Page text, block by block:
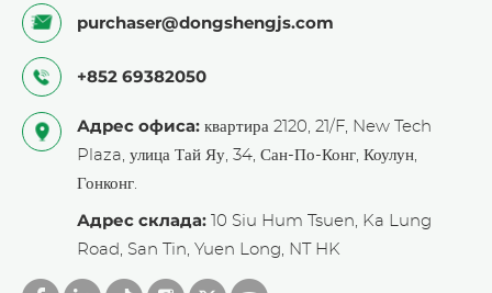
purchaser@dongshengjs.com
+852 69382050
Адрес офиса: квартира 2120, 21/F, New Tech
Plaza, улица Тай Яу, 34, Сан-По-Конг, Коулун,
Гонконг.
Адрес склада: 10 Siu Hum Tsuen, Ka Lung
Road, San Tin, Yuen Long, NT HK